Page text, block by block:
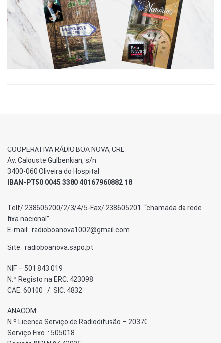
COOPERATIVA RÁDIO BOA NOVA, CRL
Av. Calouste Gulbenkian, s/n
3400-060 Oliveira do Hospital
IBAN-PT50 0045 3380 40167960882 18
Telf/ 238605200/2/3/4/5-Fax/ 238605201 “chamada da rede
fixa nacional”
E-mail: radioboanova1002@gmail.com
Site: radioboanova.sapo.pt
NIF – 501 843 019
N.º Registo na ERC: 423098
CAE: 60100 / SIC: 4832
ANACOM:
N.º Licença Serviço de Radiodifusão – 20370
Serviço Fixo : 505018